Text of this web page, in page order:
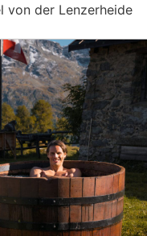
von der Lenzerheide